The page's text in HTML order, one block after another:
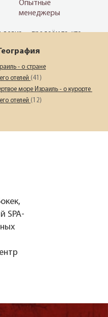
Опытные
менеджеры
– «продаём то, что
проводят
инспекции отелей,
семинары и
туры.
цены
не современно, но зато
География
- о стране
отелей (41)
море Израиль - о курорте
отелей (12)
SPA-